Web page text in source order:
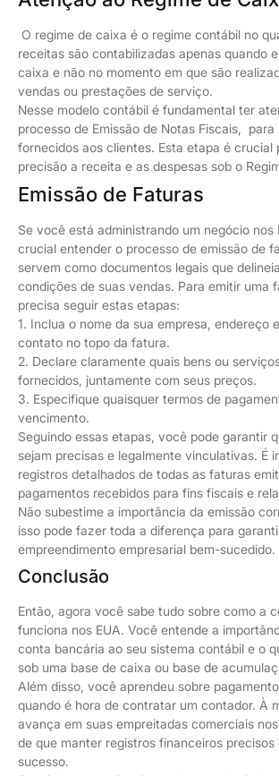
O regime de caixa é o regime contábil no
receitas são contabilizadas apenas quando
caixa e não no momento em que são
vendas ou prestações de serviço.
Nesse modelo contábil é fundamental ter
processo de Emissão de Notas Fiscais,
fornecidos aos clientes. Esta etapa é crucial
precisão a receita e as despesas sob o
Emissão de Faturas
Se você está administrando um negócio nos
crucial entender o processo de emissão de
servem como documentos legais que
condições de suas vendas. Para emitir uma
precisa seguir estas etapas:
1. Inclua o nome da sua empresa, endereço
contato no topo da fatura.
2. Declare claramente quais bens ou
fornecidos, juntamente com seus preços.
3. Especifique quaisquer termos de
vencimento.
Seguindo essas etapas, você pode garantir
sejam precisas e legalmente vinculativas. É
registros detalhados de todas as faturas
pagamentos recebidos para fins fiscais e
Não subestime a importância da emissão
isso pode fazer toda a diferença para
empreendimento empresarial bem-sucedido.
Conclusão
Então, agora você sabe tudo sobre como a
funciona nos EUA. Você entende a
conta bancária ao seu sistema contábil e o
sob uma base de caixa ou base de
Além disso, você aprendeu sobre
quando é hora de contratar um contador. À
avança em suas empreitadas comerciais
de que manter registros financeiros
sucesso.